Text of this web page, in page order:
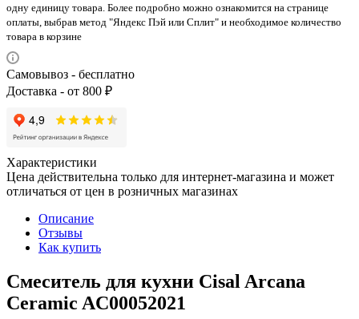
одну единицу товара. Более подробно можно ознакомится на странице
оплаты, выбрав метод "Яндекс Пэй или Сплит" и необходимое количество
товара в корзине
Самовывоз - бесплатно
Доставка - от 800 ₽
Характеристики
Цена действительна только для интернет-магазина и может
отличаться от цен в розничных магазинах
Описание
Отзывы
Как купить
Смеситель для кухни Cisal Arcana
Ceramic AC00052021